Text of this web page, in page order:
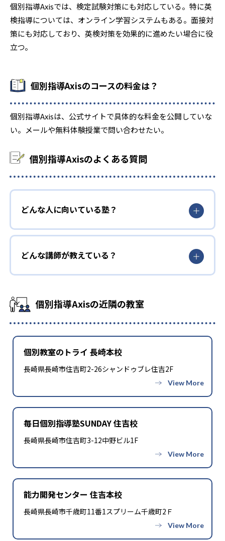
岡山中学校 -
広島大学附属福山中学校 -
広島市立広島中等教育学校 -
広島県立広島中学校 -
福山市立福山中学校 - 尾道中学校
愛光中学校 - 土佐塾中学校
福岡教育大学附属小倉中学校 -
福岡県立門司学園中学校
照曜館中学校 - 西南学院中学校 -
久留米大学附設中学校 -
福岡女学院中学校 -
筑紫女学園中学校 -
小倉日新館中学校 -
長崎日本大学中学校 -
熊本大学教育学部附属中学校 -
熊本県立八代中学校 -
九州学院中学校 - 尚絅中学校
大分大学教育学部附属中学校 -
大分県立大分豊府中学校 -
昭和薬科大学附属中学校 -
個別指導Axisでは、検定試験対策にも対応している。特に英
検指導については、オンライン学習システムもある。面接対
策にも対応しており、英検対策を効果的に進めたい場合に役
立つ。
個別指導Axisのコースの料金は？
個別指導Axisは、公式サイトで具体的な料金を公開していな
い。メールや無料体験授業で問い合わせたい。
個別指導Axisのよくある質問
どんな人に向いている塾？
どんな講師が教えている？
個別指導Axisの近隣の教室
個別教室のトライ 長崎本校
長崎県長崎市住吉町2-26シャンドゥブレ住吉2F
毎日個別指導塾SUNDAY 住吉校
長崎県長崎市住吉町3-12中野ビル1F
能力開発センター 住吉本校
長崎県長崎市千歳町11番1スプリーム千歳町2Ｆ